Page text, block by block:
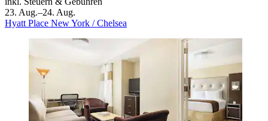
23. Aug.–24. Aug.
Hyatt Place New York / Chelsea